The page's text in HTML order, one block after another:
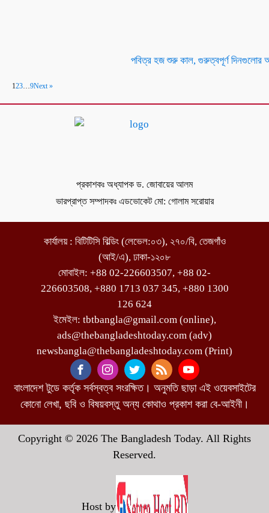
পবিত্র হজ শুরু কাল, গুরুত্বপূর্ণ দিনগুলোর
123…9Next »
প্রকাশকঃ অধ্যাপক ড. জোবায়ের আলম
ভারপ্রাপ্ত সম্পাদকঃ এডভোকেট মো: গোলাম সরোয়ার
কার্যালয় : বিটিটিসি বিল্ডিং (লেভেল:০৩), ২৭০/বি, তেজগাঁও
(আই/এ), ঢাকা-১২০৮
মোবাইল: +88 02-226603507, +88 02-
226603508, +880 1713 037 345, +880 1300
126 624
ইমেইল: tbtbangla@gmail.com (online),
ads@thebangladeshtoday.com (adv)
newsbangla@thebangladeshtoday.com (Print)
বাংলাদেশ টুডে কর্তৃক সর্বস্বত্ব সংরক্ষিত। অনুমতি ছাড়া এই ওয়েবসাইটের
কোনো লেখা, ছবি ও বিষয়বস্তু অন্য কোথাও প্রকাশ করা বে-আইনী।
Copyright © 2026 The Bangladesh Today. All Rights
Reserved.
Host by